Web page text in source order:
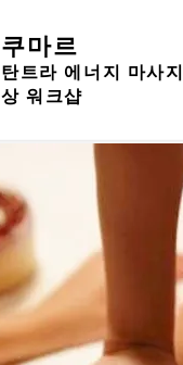
쿠마르
탄트라 에너지 마사
상 워크샵